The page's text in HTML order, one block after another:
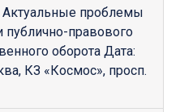
Актуальные проблемы
публично-правового
оборота Дата:
КЗ «Космос», просп.